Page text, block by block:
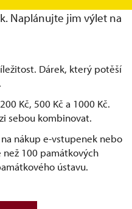
Naplánujte jim výlet na
Dárek, který potěší
Kč, 500 Kč a 1000 Kč.
sebou kombinovat.
nákup e-vstupenek nebo
100 památkových
ústavu.